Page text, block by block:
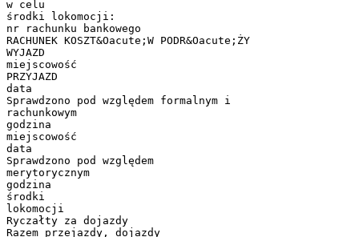
w celu
środki lokomocji:
nr rachunku bankowego
RACHUNEK KOSZT&Oacute;W PODR&Oacute;ŻY
WYJAZD
miejscowość
PRZYJAZD
data
Sprawdzono pod względem formalnym i
rachunkowym
godzina
miejscowość
data
Sprawdzono pod względem
merytorycznym
godzina
środki
lokomocji
Ryczałty za dojazdy
Razem przejazdy, dojazdy